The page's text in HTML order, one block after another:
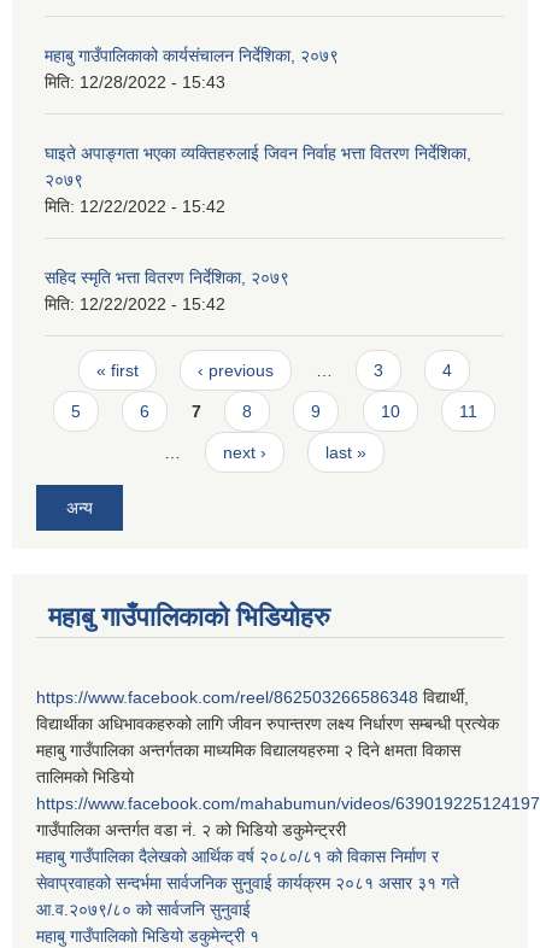
महाबु गाउँपालिकाको कार्यसंचालन निर्देशिका, २०७९
मिति: 12/28/2022 - 15:43
घाइते अपाङ्गता भएका व्यक्तिहरुलाई जिवन निर्वाह भत्ता वितरण निर्देशिका,
२०७९
मिति: 12/22/2022 - 15:42
सहिद स्मृति भत्ता वितरण निर्देशिका, २०७९
मिति: 12/22/2022 - 15:42
Pages
« first ‹ previous 3 4
5 6 7 8 9 10 11
next › last »
अन्य
महाबु गाउँपालिकाको भिडियोहरु
https://www.facebook.com/reel/862503266586348 विद्यार्थी,
विद्यार्थीका अधिभावकहरुको लागि जीवन रुपान्तरण लक्ष्य निर्धारण सम्बन्धी प्रत्येक
महाबु गाउँपालिका अन्तर्गतका माध्यमिक विद्यालयहरुमा २ दिने क्षमता विकास
तालिमको भिडियो
https://www.facebook.com/mahabumun/videos/639019225124197
गाउँपालिका अन्तर्गत वडा नं. २ को भिडियो डकुमेन्ट्ररी
महाबु गाउँपालिका दैलेखको आर्थिक वर्ष २०८०/८१ को विकास निर्माण र
सेवाप्रवाहको सन्दर्भमा सार्वजनिक सुनुवाई कार्यक्रम २०८१ असार ३१ गते
आ.व.२०७९/८० को सार्वजनि सुनुवाई
महाबु गाउँपालिकाो भिडियो डकुमेन्ट्री १